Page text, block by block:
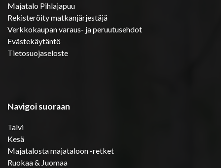
Majatalo Pihlajapuu
Rekisteröity matkanjärjestäjä
Verkkokaupan varaus- ja peruutusehdot
Evästekäytäntö
Tietosuojaseloste
Navigoi suoraan
Talvi
Kesä
Majatalosta majataloon -retket
Ruokaa & Juomaa